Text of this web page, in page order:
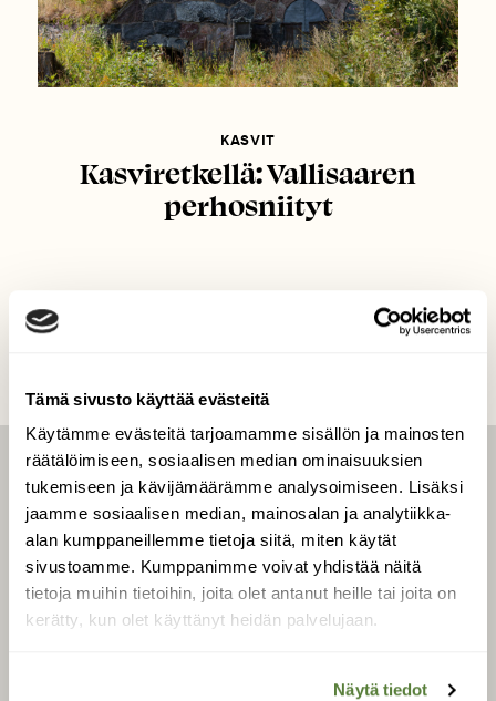
Tämä sivusto käyttää evästeitä
Käytämme evästeitä tarjoamamme sisällön ja mainosten
räätälöimiseen, sosiaalisen median ominaisuuksien
tukemiseen ja kävijämäärämme analysoimiseen. Lisäksi
jaamme sosiaalisen median, mainosalan ja analytiikka-
alan kumppaneillemme tietoja siitä, miten käytät
sivustoamme. Kumppanimme voivat yhdistää näitä
tietoja muihin tietoihin, joita olet antanut heille tai joita on
kerätty, kun olet käyttänyt heidän palvelujaan.
Näytä tiedot
KASVIT
Kasviretkellä: Vallisaaren
perhosniityt
LEHTI
Uusin lehti
Tilaa Suomen Luonto
Tilaa digilukuoikeus
Äänestä parasta juttua